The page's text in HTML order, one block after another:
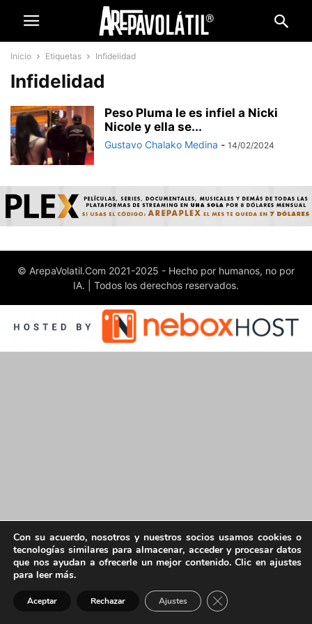
Inicio Etiquetas Infidelidad
Infidelidad
Peso Pluma le es infiel a Nicki
Nicole y ella se...
Gustavo Chalako Medina - 14/02/2024
© ArepaVolatil.Com 2021-2025 - Hecho por humanos, no por
IA. | Todos los derechos reservados.
Con su acuerdo, nosotros y nuestros socios usamos cookies o
tecnologías similares para almacenar, acceder y procesar datos
que nos ayudan a ofrecerle un mejor contenido. Clic en ajustes
para leer más.
Aceptar Rechazar Ajustes Cerrar el banner de